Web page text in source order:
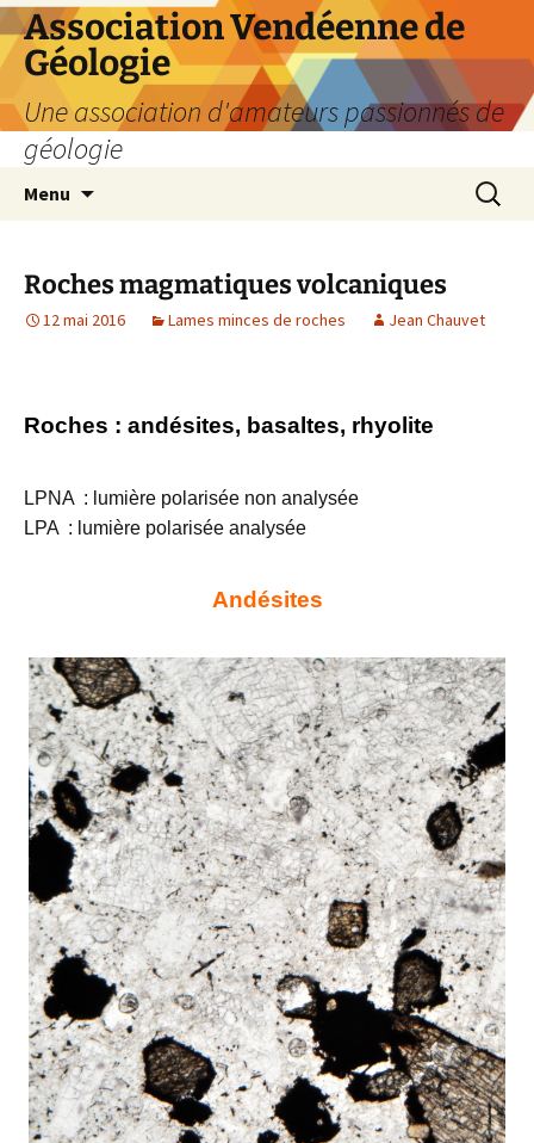
Aller
au
contenu
Association Vendéenne de
Géologie
Une association d'amateurs passionnés de
géologie
Menu
Roches magmatiques volcaniques
12 mai 2016 Lames minces de roches Jean Chauvet
Roches : andésites, basaltes, rhyolite
LPNA : lumière polarisée non analysée
LPA : lumière polarisée analysée
Andésites